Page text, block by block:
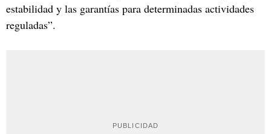
estabilidad y las garantías para determinadas actividades
reguladas”.